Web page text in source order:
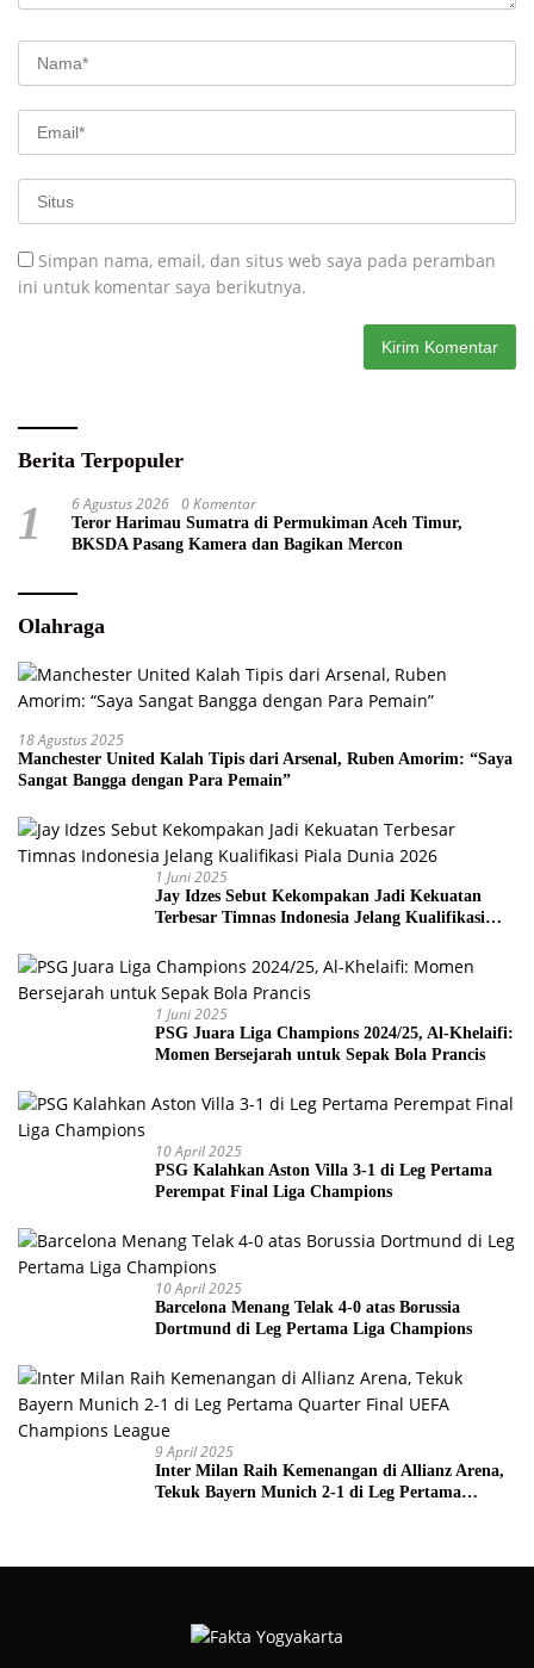
Simpan nama, email, dan situs web saya pada peramban
ini untuk komentar saya berikutnya.
Berita Terpopuler
1 6 Agustus 2026 0 Komentar
Teror Harimau Sumatra di Permukiman Aceh Timur,
BKSDA Pasang Kamera dan Bagikan Mercon
Olahraga
18 Agustus 2025
Manchester United Kalah Tipis dari Arsenal, Ruben Amorim: “Saya
Sangat Bangga dengan Para Pemain”
1 Juni 2025
Jay Idzes Sebut Kekompakan Jadi Kekuatan
Terbesar Timnas Indonesia Jelang Kualifikasi
1 Juni 2025
PSG Juara Liga Champions 2024/25, Al-Khelaifi:
Momen Bersejarah untuk Sepak Bola Prancis
10 April 2025
PSG Kalahkan Aston Villa 3-1 di Leg Pertama
Perempat Final Liga Champions
10 April 2025
Barcelona Menang Telak 4-0 atas Borussia
Dortmund di Leg Pertama Liga Champions
9 April 2025
Inter Milan Raih Kemenangan di Allianz Arena,
Tekuk Bayern Munich 2-1 di Leg Pertama